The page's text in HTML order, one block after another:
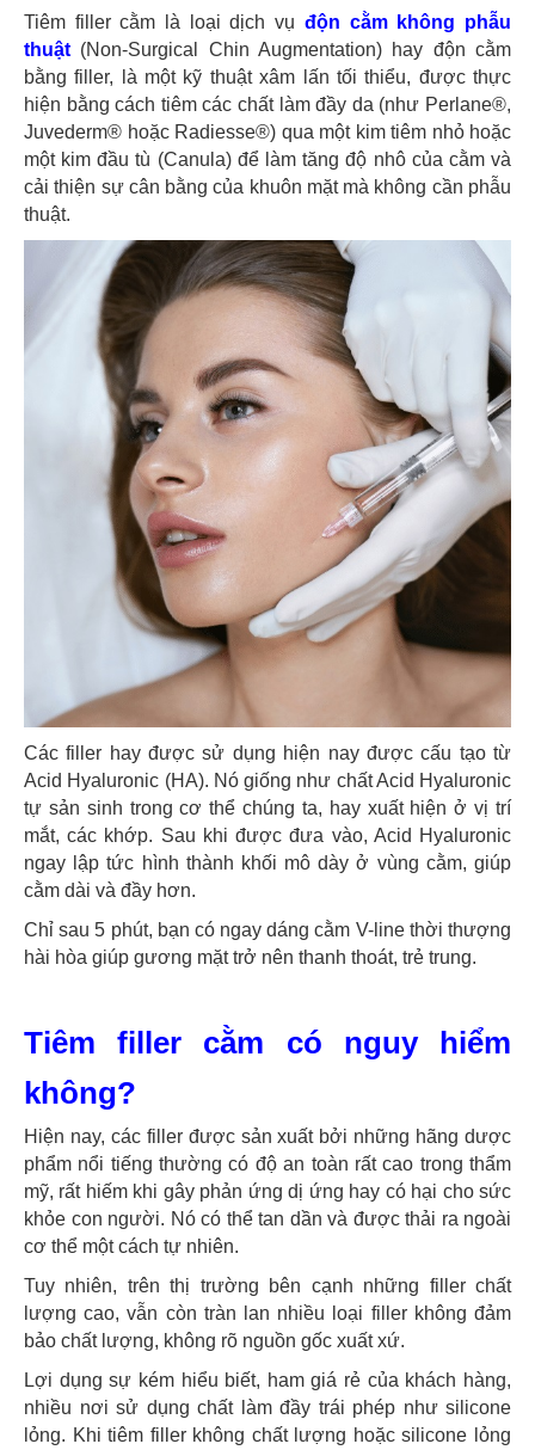
Tiêm filler cằm là loại dịch vụ độn cằm không phẫu
thuật (Non-Surgical Chin Augmentation) hay độn cằm
bằng filler, là một kỹ thuật xâm lấn tối thiểu, được thực
hiện bằng cách tiêm các chất làm đầy da (như Perlane®,
Juvederm® hoặc Radiesse®) qua một kim tiêm nhỏ hoặc
một kim đầu tù (Canula) để làm tăng độ nhô của cằm và
cải thiện sự cân bằng của khuôn mặt mà không cần phẫu
thuật.
Các filler hay được sử dụng hiện nay được cấu tạo từ
Acid Hyaluronic (HA). Nó giống như chất Acid Hyaluronic
tự sản sinh trong cơ thể chúng ta, hay xuất hiện ở vị trí
mắt, các khớp. Sau khi được đưa vào, Acid Hyaluronic
ngay lập tức hình thành khối mô dày ở vùng cằm, giúp
cằm dài và đầy hơn.
Chỉ sau 5 phút, bạn có ngay dáng cằm V-line thời thượng
hài hòa giúp gương mặt trở nên thanh thoát, trẻ trung.
Tiêm filler cằm có nguy hiểm
không?
Hiện nay, các filler được sản xuất bởi những hãng dược
phẩm nổi tiếng thường có độ an toàn rất cao trong thẩm
mỹ, rất hiếm khi gây phản ứng dị ứng hay có hại cho sức
khỏe con người. Nó có thể tan dần và được thải ra ngoài
cơ thể một cách tự nhiên.
Tuy nhiên, trên thị trường bên cạnh những filler chất
lượng cao, vẫn còn tràn lan nhiều loại filler không đảm
bảo chất lượng, không rõ nguồn gốc xuất xứ.
Lợi dụng sự kém hiểu biết, ham giá rẻ của khách hàng,
nhiều nơi sử dụng chất làm đầy trái phép như silicone
lỏng. Khi tiêm filler không chất lượng hoặc silicone lỏng